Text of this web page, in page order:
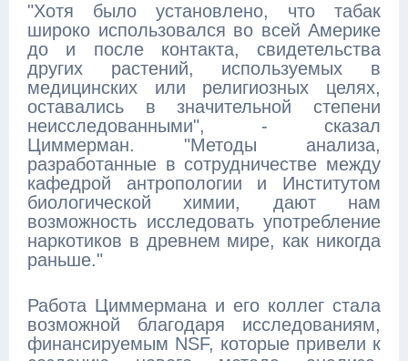
"Хотя было установлено, что табак
широко использовался во всей Америке
до и после контакта, свидетельства
других растений, используемых в
медицинских или религиозных целях,
оставались в значительной степени
неисследованными", - сказал
Циммерман. "Методы анализа,
разработанные в сотрудничестве между
кафедрой антропологии и Институтом
биологической химии, дают нам
возможность исследовать употребление
наркотиков в древнем мире, как никогда
раньше."
Работа Циммермана и его коллег стала
возможной благодаря исследованиям,
финансируемым NSF, которые привели к